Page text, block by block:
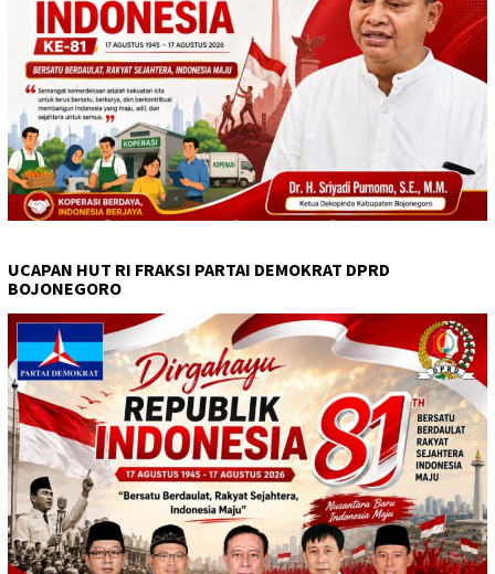
UCAPAN HUT RI FRAKSI PARTAI DEMOKRAT DPRD
BOJONEGORO